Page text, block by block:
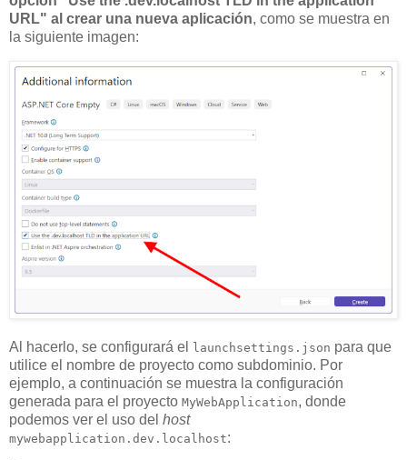
URL" al crear una nueva aplicación, como se muestra en
la siguiente imagen:
Al hacerlo, se configurará el launchsettings.json para que
utilice el nombre de proyecto como subdominio. Por
ejemplo, a continuación se muestra la configuración
generada para el proyecto MyWebApplication, donde
podemos ver el uso del host
mywebapplication.dev.localhost: